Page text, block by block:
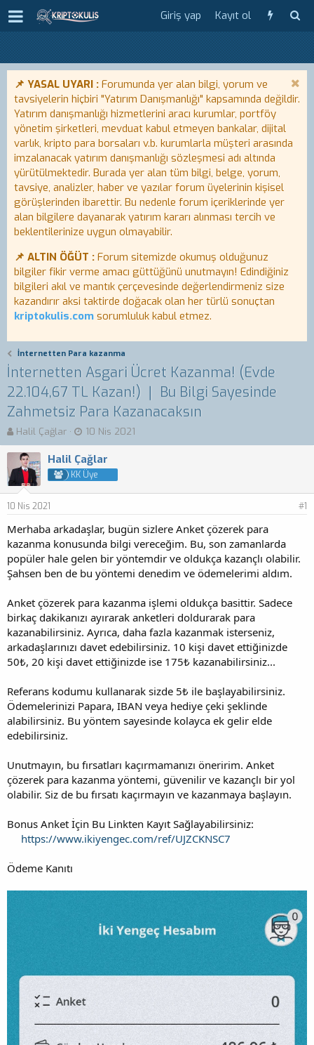
Giriş yap Kayıt ol
📌 YASAL UYARI : Forumunda yer alan bilgi, yorum ve
tavsiyelerin hiçbiri "Yatırım Danışmanlığı" kapsamında değildir.
Yatırım danışmanlığı hizmetlerini aracı kurumlar, portföy
yönetim şirketleri, mevduat kabul etmeyen bankalar, dijital
varlık, kripto para borsaları v.b. kurumlarla müşteri arasında
imzalanacak yatırım danışmanlığı sözleşmesi adı altında
yürütülmektedir. Burada yer alan tüm bilgi, belge, yorum,
tavsiye, analizler, haber ve yazılar forum üyelerinin kişisel
görüşlerinden ibarettir. Bu nedenle forum içeriklerinde yer
alan bilgilere dayanarak yatırım kararı alınması tercih ve
beklentilerinize uygun olmayabilir.
📌 ALTIN ÖĞÜT : Forum sitemizde okumuş olduğunuz
bilgiler fikir verme amacı güttüğünü unutmayın! Edindiğiniz
bilgileri akıl ve mantık çerçevesinde değerlendirmeniz size
kazandırır aksi taktirde doğacak olan her türlü sonuçtan
kriptokulis.com sorumluluk kabul etmez.
İnternetten Para kazanma
İnternetten Asgari Ücret Kazanma! (Evde
22.104,67 TL Kazan!) ❘ Bu Bilgi Sayesinde
Zahmetsiz Para Kazanacaksın
K
o
n
b
u
y
u
a
ş
l
a
n
Halil Çağlar
B
a
ş
l
a
n
ç
t
a
r
i
10 Nis 2021
Halil Çağlar
KK Üye
10 Nis 2021 #1
Merhaba arkadaşlar, bugün sizlere Anket çözerek para
kazanma konusunda bilgi vereceğim. Bu, son zamanlarda
popüler hale gelen bir yöntemdir ve oldukça kazançlı olabilir.
Şahsen ben de bu yöntemi denedim ve ödemelerimi aldım.
Anket çözerek para kazanma işlemi oldukça basittir. Sadece
birkaç dakikanızı ayırarak anketleri doldurarak para
kazanabilirsiniz. Ayrıca, daha fazla kazanmak isterseniz,
arkadaşlarınızı davet edebilirsiniz. 10 kişi davet ettiğinizde
50₺, 20 kişi davet ettiğinizde ise 175₺ kazanabilirsiniz...
Referans kodumu kullanarak sizde 5₺ ile başlayabilirsiniz.
Ödemelerinizi Papara, IBAN veya hediye çeki şeklinde
alabilirsiniz. Bu yöntem sayesinde kolayca ek gelir elde
edebilirsiniz.
Unutmayın, bu fırsatları kaçırmamanızı öneririm. Anket
çözerek para kazanma yöntemi, güvenilir ve kazançlı bir yol
olabilir. Siz de bu fırsatı kaçırmayın ve kazanmaya başlayın.
Bonus Anket İçin Bu Linkten Kayıt Sağlayabilirsiniz:
https://www.ikiyengec.com/ref/UJZCKNSC7
Ödeme Kanıtı